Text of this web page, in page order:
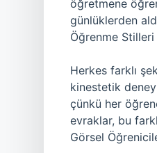
öğretmene
günlüklerden
Öğrenme
Herkes farklı
kinestetik
çünkü her
evraklar, bu
Görsel